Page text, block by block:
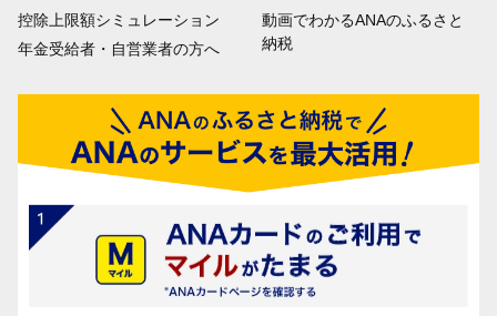
控除上限額シミュレーション
年金受給者・自営業者の方へ
動画でわかるANAのふるさと
納税